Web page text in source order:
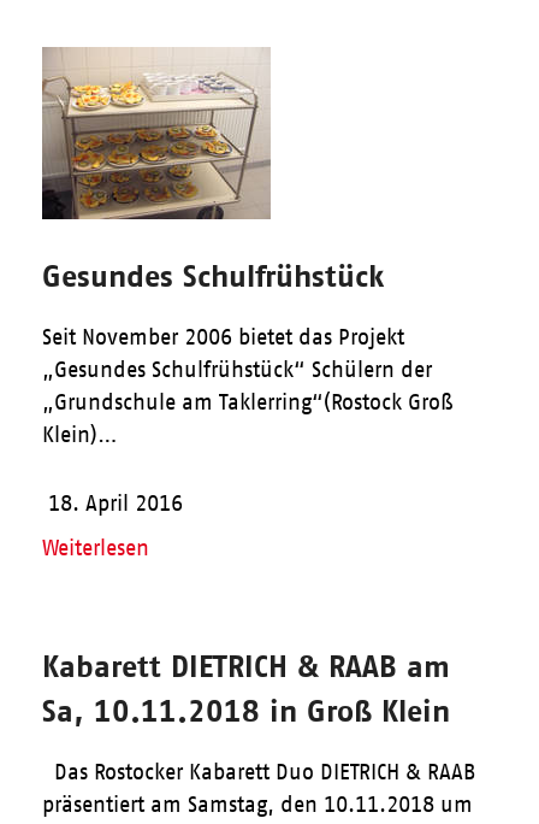
Gesundes Schulfrühstück
Seit November 2006 bietet das Projekt
„Gesundes Schulfrühstück“ Schülern der
„Grundschule am Taklerring“(Rostock Groß
Klein)…
18. April 2016
Weiterlesen
Kabarett DIETRICH & RAAB am
Sa, 10.11.2018 in Groß Klein
Das Rostocker Kabarett Duo DIETRICH & RAAB
präsentiert am Samstag, den 10.11.2018 um